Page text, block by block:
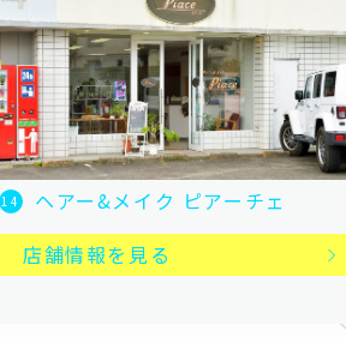
14
ヘアー&メイク ピアーチェ
店舗情報を見る